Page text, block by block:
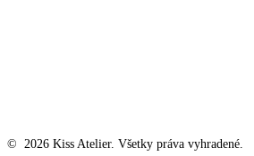
© 2026 Kiss Atelier. Všetky práva vyhradené.